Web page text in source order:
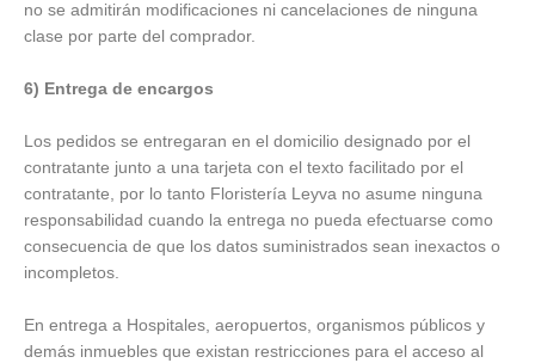
no se admitirán modificaciones ni cancelaciones de ninguna
clase por parte del comprador.
6) Entrega de encargos
Los pedidos se entregaran en el domicilio designado por el
contratante junto a una tarjeta con el texto facilitado por el
contratante, por lo tanto Floristería Leyva no asume ninguna
responsabilidad cuando la entrega no pueda efectuarse como
consecuencia de que los datos suministrados sean inexactos o
incompletos.
En entrega a Hospitales, aeropuertos, organismos públicos y
demás inmuebles que existan restricciones para el acceso al